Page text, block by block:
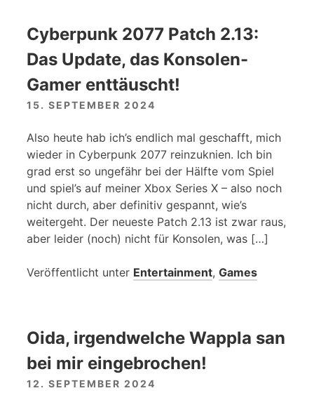
Cyberpunk 2077 Patch 2.13:
Das Update, das Konsolen-
Gamer enttäuscht!
15. SEPTEMBER 2024
Also heute hab ich’s endlich mal geschafft, mich
wieder in Cyberpunk 2077 reinzuknien. Ich bin
grad erst so ungefähr bei der Hälfte vom Spiel
und spiel’s auf meiner Xbox Series X – also noch
nicht durch, aber definitiv gespannt, wie’s
weitergeht. Der neueste Patch 2.13 ist zwar raus,
aber leider (noch) nicht für Konsolen, was […]
Veröffentlicht unter Entertainment, Games
Oida, irgendwelche Wappla san
bei mir eingebrochen!
12. SEPTEMBER 2024